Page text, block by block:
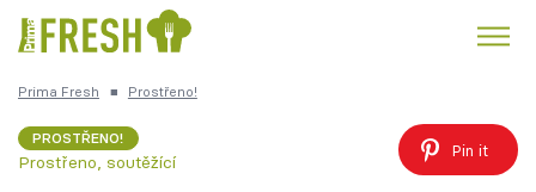
Česká kuchyně
Prima Fresh ■ Prostřeno!
PROSTŘENO!
Prostřeno, soutěžící
Pin it